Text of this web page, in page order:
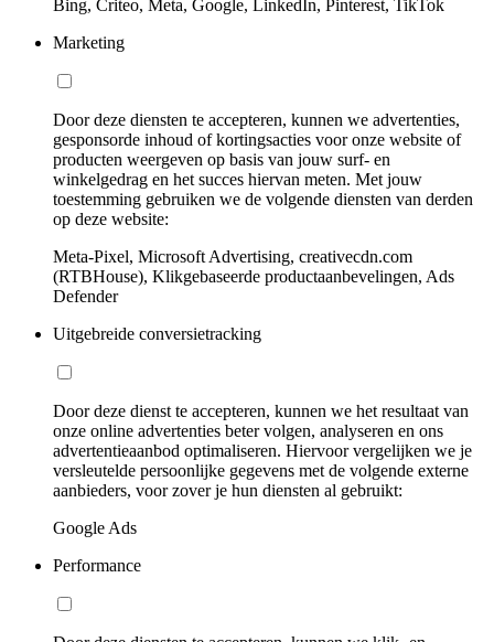
Bing, Criteo, Meta, Google, LinkedIn, Pinterest, TikTok
Marketing
Door deze diensten te accepteren, kunnen we advertenties,
gesponsorde inhoud of kortingsacties voor onze website of
producten weergeven op basis van jouw surf- en
winkelgedrag en het succes hiervan meten. Met jouw
toestemming gebruiken we de volgende diensten van derden
op deze website:
Meta-Pixel, Microsoft Advertising, creativecdn.com
(RTBHouse), Klikgebaseerde productaanbevelingen, Ads
Defender
Uitgebreide conversietracking
Door deze dienst te accepteren, kunnen we het resultaat van
onze online advertenties beter volgen, analyseren en ons
advertentieaanbod optimaliseren. Hiervoor vergelijken we je
versleutelde persoonlijke gegevens met de volgende externe
aanbieders, voor zover je hun diensten al gebruikt:
Google Ads
Performance